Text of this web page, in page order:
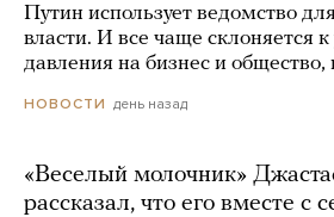
Путин использует ведомство
власти. И все чаще склоняется
давления на бизнес и
НОВОСТИ день назад
«Веселый молочник»
рассказал, что его вместе с